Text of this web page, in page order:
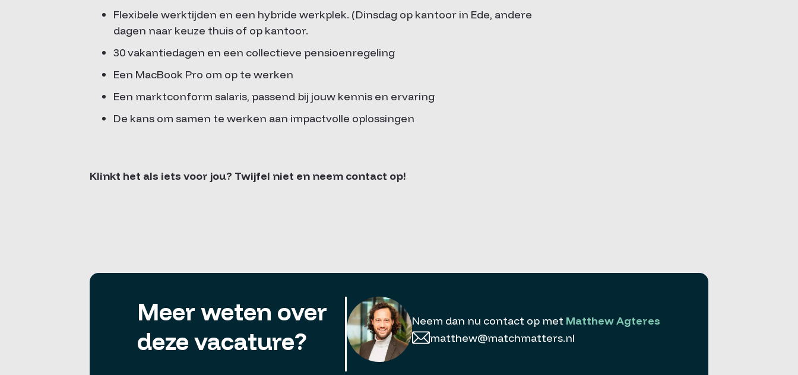
Flexibele werktijden en een hybride werkplek. (Dinsdag op kantoor in Ede, andere
dagen naar keuze thuis of op kantoor.
30 vakantiedagen en een collectieve pensioenregeling
Een MacBook Pro om op te werken
Een marktconform salaris, passend bij jouw kennis en ervaring
De kans om samen te werken aan impactvolle oplossingen
Klinkt het als iets voor jou? Twijfel niet en neem contact op!
Meer weten over
deze vacature?
Neem dan nu contact op met Matthew Agteres
matthew@matchmatters.nl